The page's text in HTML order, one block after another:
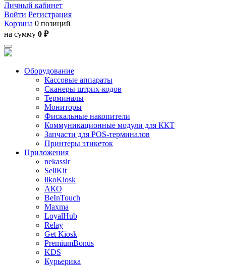
Личный кабинет
Войти Регистрация
Корзина 0 позиций
на сумму 0 ₽
Оборудование
Кассовые аппараты
Сканеры штрих-кодов
Терминалы
Мониторы
Фискальные накопители
Коммуникационные модули для ККТ
Запчасти для POS-терминалов
Принтеры этикеток
Приложения
nekassir
SellKit
iikoKiosk
АКО
BeInTouch
Maxma
LoyalHub
Relay
Get Kiosk
PremiumBonus
KDS
Курьерика